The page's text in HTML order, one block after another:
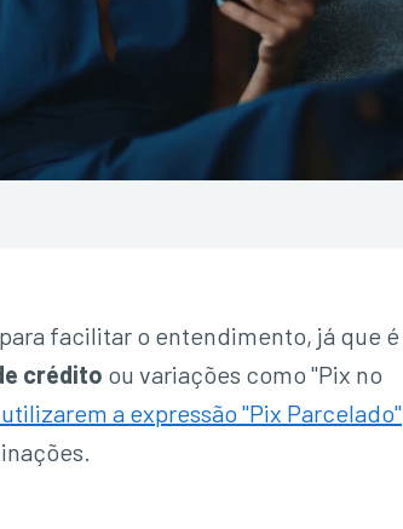
facilitar o entendimento, já que é
crédito ou variações como "Pix no
a expressão "Pix Parcelado"